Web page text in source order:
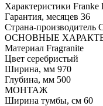
Характеристики Franke
Гарантия, месяцев 36
Страна-производитель
ОСНОВНЫЕ
Материал Fragranite
Цвет серебристый
Ширина, мм 970
Глубина, мм 500
МОНТАЖ
Ширина тумбы, см 60